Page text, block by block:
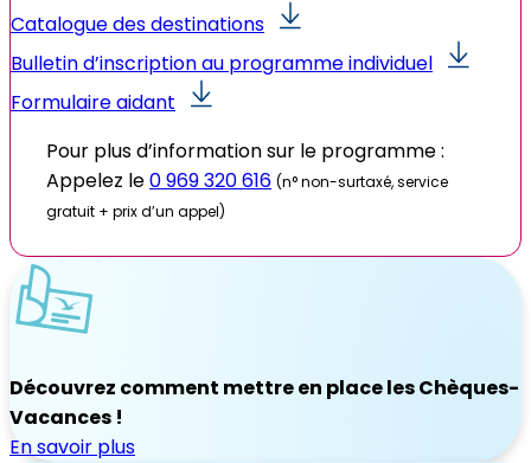
Catalogue des destinations
Bulletin d’inscription au programme individuel
Formulaire aidant
Pour plus d’information sur le programme :
Appelez le0 969 320 616 (n° non-surtaxé, service
gratuit + prix d’un appel)
Découvrez comment mettre en place lesChèques-
Vacances !
En savoir plus